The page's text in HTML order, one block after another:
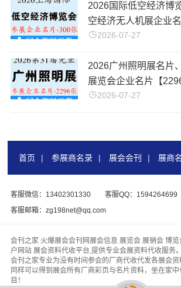
2026国际低空经济博
空经济无人机展企业
2026-07-27
2026广州照明展名片
展览会企业名片【
2026-07-27
首页 | 参展商名录 | 展会会刊 | 展商
客服微信：13402301330
客服QQ：1594264699
客服邮箱：zg198net@qq.com
会刊之家 火爆展会会刊网展会信息 展览会 展销会 博览
户网站 展会资料代收平台,提供专业会展资料代收服务。
会刊之家专业为没有时间参会的厂商代收代发各展会
同样可以得到展会所有厂商彩页与名片资料，坐在家
目！